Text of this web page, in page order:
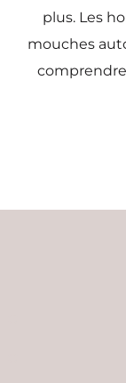
plus. Les
mouches